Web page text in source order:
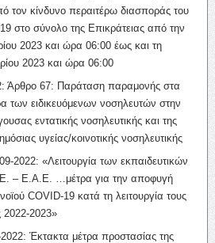
τον κίνδυνο περαιτέρω διασποράς του
στο σύνολο της Επικράτειας από την
2023 και ώρα 06:00 έως και τη
2023 και ώρα 06:00
Άρθρο 67: Παράταση παραμονής στα
των ειδικευόμενων νοσηλευτών στην
εντατικής νοσηλευτικής και της
υγείας/κοινοτικής νοσηλευτικής
2022: «Λειτουργία των εκπαιδευτικών
– Ε.Α.Ε. …μέτρα για την αποφυγή
COVID-19 κατά τη λειτουργία τους
2022-2023»
Έκτακτα μέτρα προστασίας της